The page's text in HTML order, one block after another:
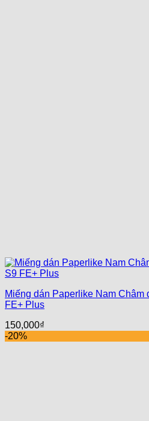
Miếng dán Paperlike Nam Châm
FE+ Plus
150,000₫
-20%